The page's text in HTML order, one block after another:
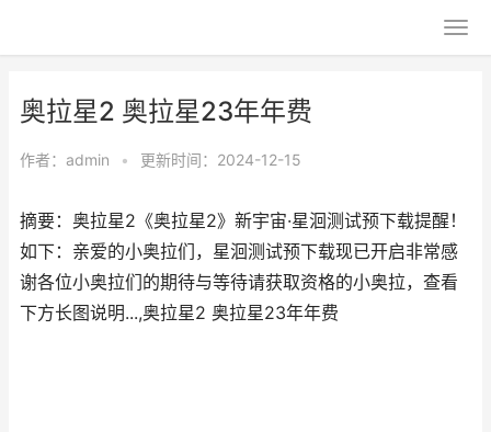
奥拉星2 奥拉星23年年费
作者： admin • 更新时间：2024-12-15
摘要：奥拉星2《奥拉星2》新宇宙·星洄测试预下载提醒！
如下：亲爱的小奥拉们，星洄测试预下载现已开启非常感
谢各位小奥拉们的期待与等待请获取资格的小奥拉，查看
下方长图说明...,奥拉星2 奥拉星23年年费